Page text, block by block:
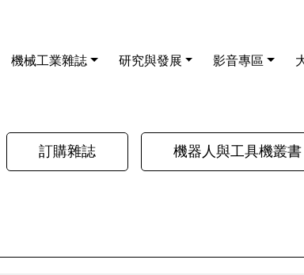
機械工業雜誌 研究與發展 影音專區
訂購雜誌 機器人與工具機叢書